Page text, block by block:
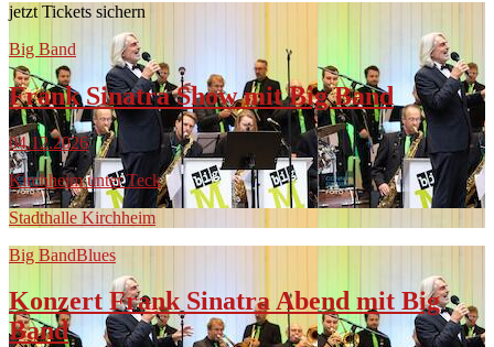
jetzt Tickets sichern
Big Band
Frank Sinatra Show mit Big Band
04.12.2026
Kirchheim unter Teck
Stadthalle Kirchheim
Big BandBlues
Konzert Frank Sinatra Abend mit Big
Band